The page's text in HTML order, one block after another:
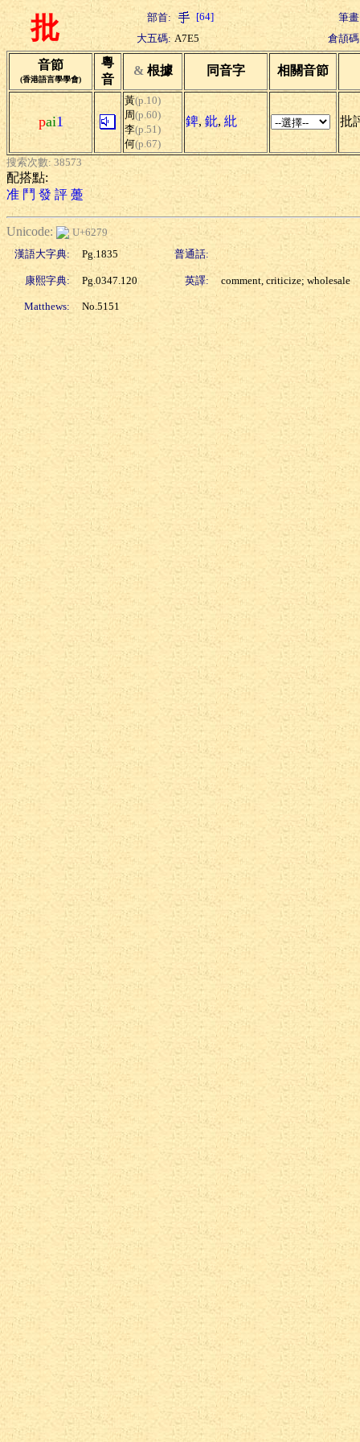
批 部首: [64]
筆
大五碼: A7E5 倉頡
音節
(香港語言學學會)
粵
音
& 根據 同音字 相關音節
pai1
黃(p.10)
周(p.60)
李(p.51)
何(p.67)
錍, 鈚, 紕 批
搜索次數: 38573
配搭點:
准 鬥 發 評 躉
Unicode:
U+6279
漢語大字典:
Pg.1835 普通話:
康熙字典: Pg.0347.120 英譯: comment, criticize; wholesale
Matthews: No.5151